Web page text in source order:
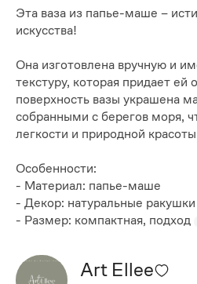
Эта ваза из папье-маше –
искусства!
Она изготовлена вручную и
текстуру, которая придает
поверхность вазы украшена
собранными с берегов моря,
легкости и природной
Особенности:
- Материал: папье-маше
- Декор: натуральные ракушки
- Размер: компактная, подход
Art Ellee